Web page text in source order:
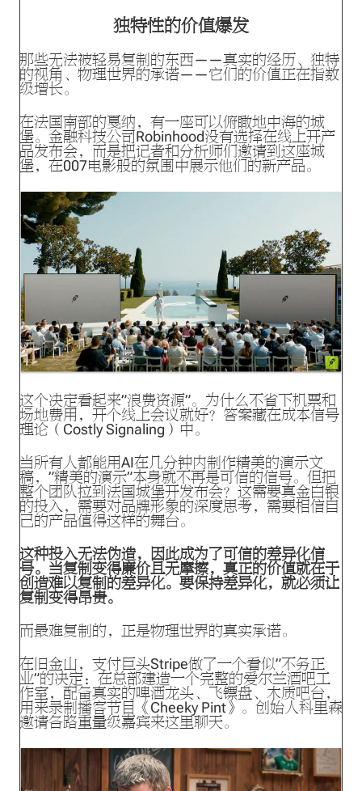
独特性的价值爆发
那些无法被轻易复制的东西——真实的经历、独特
的视角、物理世界的承诺——它们的价值正在指数
级增长。
在法国南部的戛纳，有一座可以俯瞰地中海的城
堡。金融科技公司Robinhood没有选择在线上开产
品发布会，而是把记者和分析师们邀请到这座城
堡，在007电影般的氛围中展示他们的新产品。
这个决定看起来”浪费资源”。为什么不省下机票和
场地费用，开个线上会议就好？答案藏在成本信号
理论（Costly Signaling）中。
当所有人都能用AI在几分钟内制作精美的演示文
稿，”精美的演示”本身就不再是可信的信号。但把
整个团队拉到法国城堡开发布会？这需要真金白银
的投入，需要对品牌形象的深度思考，需要相信自
己的产品值得这样的舞台。
这种投入无法伪造，因此成为了可信的差异化信
号。当复制变得廉价且无摩擦，真正的价值就在于
创造难以复制的差异化。要保持差异化，就必须让
复制变得昂贵。
而最难复制的，正是物理世界的真实承诺。
在旧金山，支付巨头Stripe做了一个看似”不务正
业”的决定：在总部建造一个完整的爱尔兰酒吧工
作室，配备真实的啤酒龙头、飞镖盘、木质吧台，
用来录制播客节目《Cheeky Pint》。创始人科里森
邀请各路重量级嘉宾来这里聊天。